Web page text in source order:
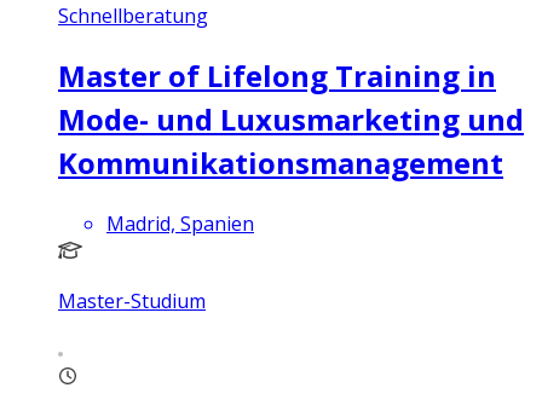
Schnellberatung
Master of Lifelong Training in
Mode- und Luxusmarketing und
Kommunikationsmanagement
Madrid, Spanien
Master-Studium